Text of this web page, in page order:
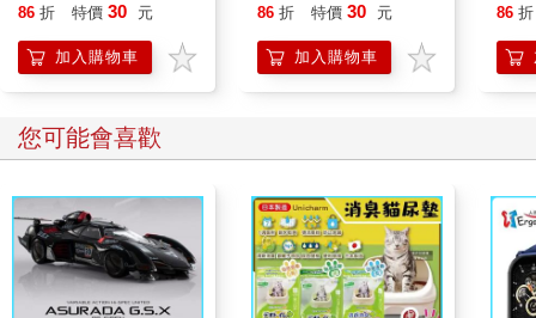
86 折 特價 30 元
加入購物車
86 折 特價 30 元
加入購物車
86 折
您可能會喜歡